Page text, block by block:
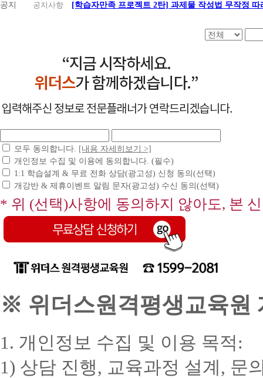
공지
공지사항 [학습자만족 프로젝트 2탄] 과제물 작성법 무작정 따
모두 동의합니다.
[내용 자세히보기 >]
개인정보 수집 및 이용에 동의합니다. (필수)
1:1 학습설계 & 무료 전화 상담(광고성) 신청 동의(선택)
개강반 & 제휴이벤트 알림 문자(광고성) 수신 동의(선택)
* 위 (선택)사항에 동의하지 않아도, 본
※ 위더스원격평생교육원
1. 개인정보 수집 및 이용 목적:
1) 상담 진행, 교육과정 설계, 문